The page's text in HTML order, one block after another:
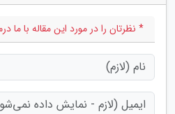
* نظرتان را در مورد این مقاله با ما